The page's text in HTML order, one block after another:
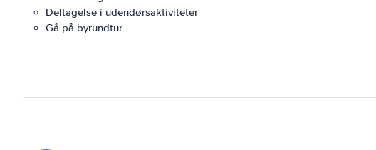
Deltagelse i udendørsaktiviteter
Gå på byrundtur